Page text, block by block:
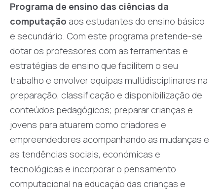
Programa de ensino das ciências da
computação aos estudantes do ensino básico
e secundário. Com este programa pretende-se
dotar os professores com as ferramentas e
estratégias de ensino que facilitem o seu
trabalho e envolver equipas multidisciplinares na
preparação, classificação e disponibilização de
conteúdos pedagógicos; preparar crianças e
jovens para atuarem como criadores e
empreendedores acompanhando as mudanças e
as tendências sociais, económicas e
tecnológicas e incorporar o pensamento
computacional na educação das crianças e